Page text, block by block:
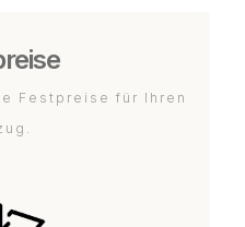
Festpreise für Ihren